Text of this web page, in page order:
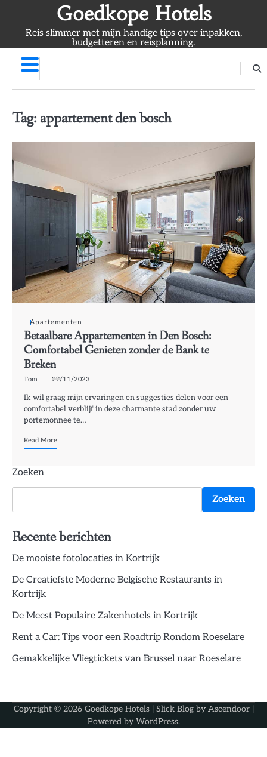
content
Goedkope Hotels
Reis slimmer met mijn handige tips over inpakken,
budgetteren en reisplanning.
Tag:appartement den bosch
Apartementen
Betaalbare Appartementen in Den Bosch:
Comfortabel Genieten zonder de Bank te
Breken
Tom 29/11/2023
Ik wil graag mijn ervaringen en suggesties delen voor een
comfortabel verblijf in deze charmante stad zonder uw
portemonnee te…
Read More
Zoeken
Zoeken
Recente berichten
De mooiste fotolocaties in Kortrijk
De Creatiefste Moderne Belgische Restaurants in
Kortrijk
De Meest Populaire Zakenhotels in Kortrijk
Rent a Car: Tips voor een Roadtrip Rondom Roeselare
Gemakkelijke Vliegtickets van Brussel naar Roeselare
Copyright © 2026 Goedkope Hotels| Slick Blog by Ascendoor|
Powered by WordPress.